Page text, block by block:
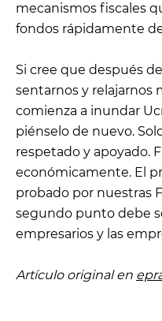
mecanismos fiscales
fondos rápidamente
Si cree que después
sentarnos y
comienza a inundar
piénselo de nuevo.
respetado y apoyado.
económicamente. El
probado por nuestras
segundo punto debe
empresarios y las
Artículo original en